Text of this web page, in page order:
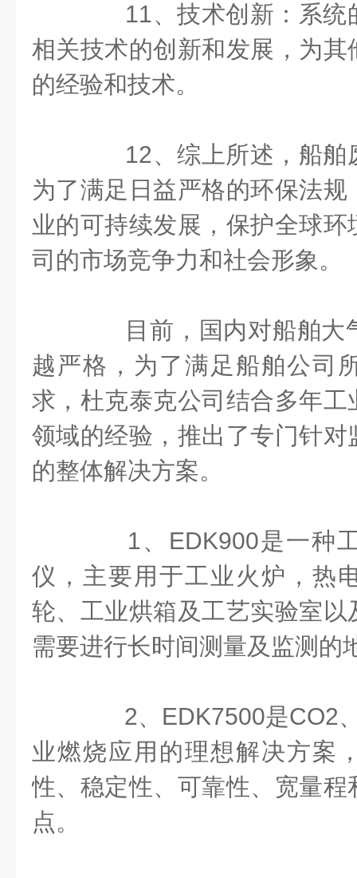
11、技术创新：系统
相关技术的创新和发展，为
的经验和技术。
12、综上所述，船舶
为了满足日益严格的环保法
业的可持续发展，保护全球
司的市场竞争力和社会形象。
目前，国内对船舶大
越严格，为了满足船舶公司
求，杜克泰克公司结合多年
领域的经验，推出了专门针
的整体解决方案。
1、EDK900是一种工
仪，主要用于工业火炉，热
轮、工业烘箱及工艺实验室
需要进行长时间测量及监测的
2、EDK7500是CO2、
业燃烧应用的理想解决方案
性、稳定性、可靠性、宽量
点。